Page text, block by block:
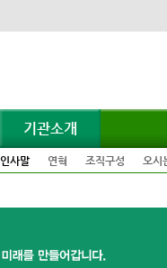
기관소개
인사말 연혁 조직구성 오시